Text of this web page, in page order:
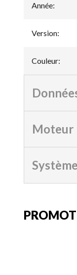
Année:
Version:
Couleur:
Moteur